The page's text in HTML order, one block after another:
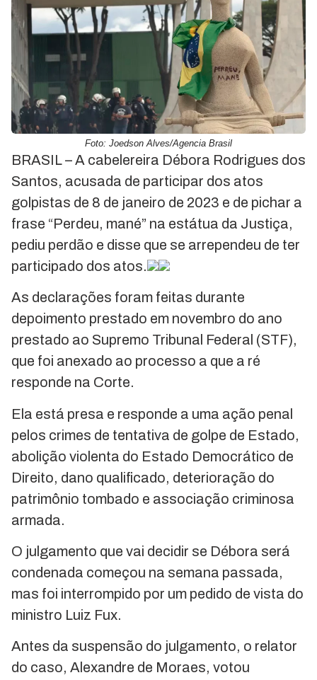
Foto: Joedson Alves/Agencia Brasil
BRASIL – A cabelereira Débora Rodrigues dos
Santos, acusada de participar dos atos
golpistas de 8 de janeiro de 2023 e de pichar a
frase “Perdeu, mané” na estátua da Justiça,
pediu perdão e disse que se arrependeu de ter
participado dos atos.
As declarações foram feitas durante
depoimento prestado em novembro do ano
prestado ao Supremo Tribunal Federal (STF),
que foi anexado ao processo a que a ré
responde na Corte.
Ela está presa e responde a uma ação penal
pelos crimes de tentativa de golpe de Estado,
abolição violenta do Estado Democrático de
Direito, dano qualificado, deterioração do
patrimônio tombado e associação criminosa
armada.
O julgamento que vai decidir se Débora será
condenada começou na semana passada,
mas foi interrompido por um pedido de vista do
ministro Luiz Fux.
Antes da suspensão do julgamento, o relator
do caso, Alexandre de Moraes, votou